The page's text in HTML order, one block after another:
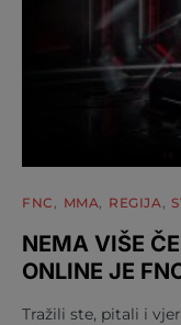
FNC MMA REGIJA
NEMA VIŠE
ONLINE JE
Tražili ste, pitali i